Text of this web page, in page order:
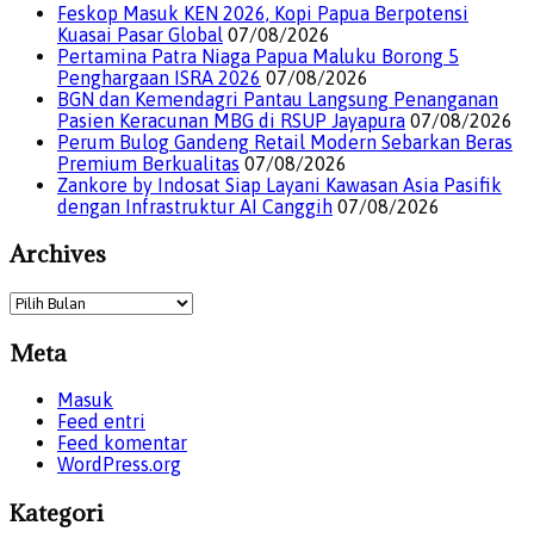
Feskop Masuk KEN 2026, Kopi Papua Berpotensi
Kuasai Pasar Global 07/08/2026
Pertamina Patra Niaga Papua Maluku Borong 5
Penghargaan ISRA 2026 07/08/2026
BGN dan Kemendagri Pantau Langsung Penanganan
Pasien Keracunan MBG di RSUP Jayapura 07/08/2026
Perum Bulog Gandeng Retail Modern Sebarkan Beras
Premium Berkualitas 07/08/2026
Zankore by Indosat Siap Layani Kawasan Asia Pasifik
dengan Infrastruktur AI Canggih 07/08/2026
Archives
Archives
Meta
Masuk
Feed entri
Feed komentar
WordPress.org
Kategori